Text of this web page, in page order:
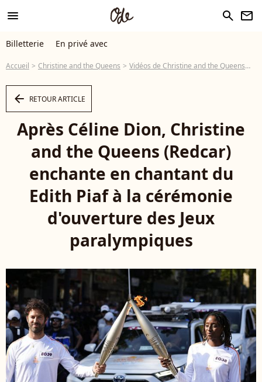
menu search newsletter
Billetterie En privé avec
Accueil Christine and the Queens Vidéos de Christine and the Queens
arrow_left RETOUR ARTICLE
Après Céline Dion, Christine
and the Queens (Redcar)
enchante en chantant du
Edith Piaf à la cérémonie
d'ouverture des Jeux
paralympiques